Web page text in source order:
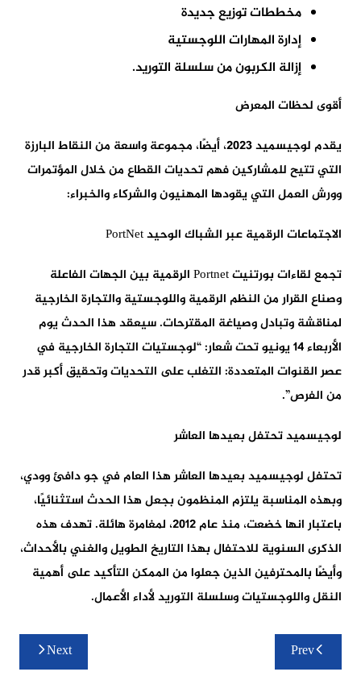
مخططات توزيع جديدة
إدارة المهارات اللوجستية
إزالة الكربون من سلسلة التوريد.
أقوى لحظات المعرض
يقدم لوجيسميد 2023، أيضًا، مجموعة واسعة من النقاط البارزة
التي تتيح للمشاركين فهم تحديات القطاع من خلال المؤتمرات
وورش العمل التي يقودها المهنيون والشركاء والخبراء:
الاجتماعات الرقمية عبر الشباك الوحيد PortNet
تجمع لقاءات بورتنيت Portnet الرقمية بين الجهات الفاعلة
وصناع القرار من النظم الرقمية واللوجستية والتجارة الخارجية
لمناقشة وتبادل وصياغة المقترحات. سيعقد هذا الحدث يوم
الأربعاء 14 يونيو تحت شعار: “لوجستيات التجارة الخارجية في
عصر القنوات المتعددة: التغلب على التحديات وتحقيق أكبر قدر
من الفرص”.
لوجيسميد تحتفل بعيدها العاشر
تحتفل لوجيسميد بعيدها العاشر هذا العام في جو دافئ وودي،
وبهذه المناسبة يلتزم المنظمون بجعل هذا الحدث استثنائيًا،
باعتبار انها خضعت، منذ عام 2012، لمغامرة هائلة. تهدف هذه
الذكرى السنوية للاحتفال بهذا التاريخ الطويل والغني بالأحداث،
وأيضًا بالمحترفين الذين جعلوا من الممكن التأكيد على أهمية
النقل واللوجستيات وسلسلة التوريد لأداء الأعمال.
تصفّح
المقالات
Prev
Next